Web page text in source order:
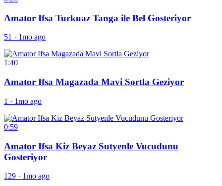
Amator Ifsa Turkuaz Tanga ile Bel Gosteriyor
51 · 1mo ago
1:40
Amator Ifsa Magazada Mavi Sortla Geziyor
1 · 1mo ago
0:59
Amator Ifsa Kiz Beyaz Sutyenle Vucudunu
Gosteriyor
129 · 1mo ago